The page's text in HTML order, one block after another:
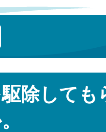
除しても